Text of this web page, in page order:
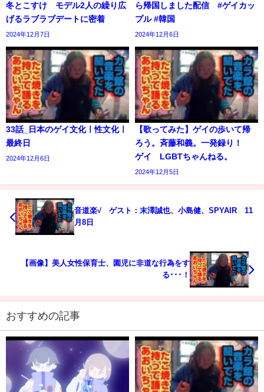
冬とこすけ モデル2人の繰り広
げるラブラブデートに密着
2024年12月7日
ら帰国しました配信 #ゲイカッ
プル #韓国
2024年12月6日
33話_日本のゲイ文化ㅣ性文化ㅣ
最終日
2024年12月6日
【歌ってみた】ゲイの歩いて帰
ろう。斉藤和義。一発録り！
ゲイ LGBTちゃんねる。
2024年12月5日
音道楽√ ゲスト：末澤誠也、小島健、SPYAIR 11
月8日
【画像】美人女性保育士、園児に非道な行為をす
る･･･！
おすすめの記事